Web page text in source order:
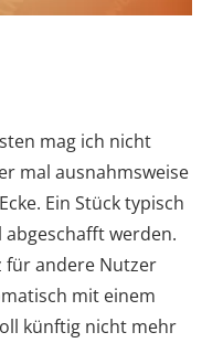
mag ich nicht
mal ausnahmsweise
Ein Stück typisch
werden.
für andere Nutzer
mit einem
künftig nicht mehr